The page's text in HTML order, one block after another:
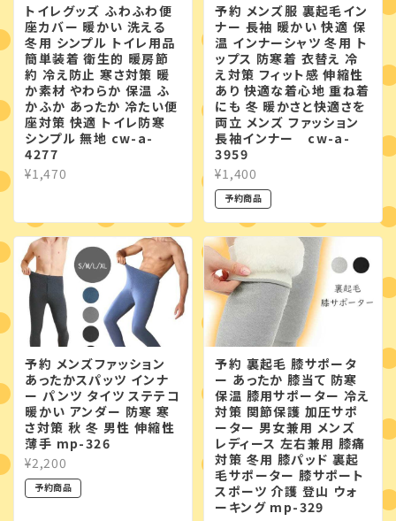
トイレグッズ ふわふわ便
座カバー 暖かい 洗える
冬用 シンプル トイレ用品
簡単装着 衛生的 暖房節
約 冷え防止 寒さ対策 暖
か素材 やわらか 保温 ふ
かふか あったか 冷たい便
座対策 快適 トイレ防寒
シンプル 無地 cw-a-
4277
¥1,470
予約 メンズ服 裏起毛イン
ナー 長袖 暖かい 快適 保
温 インナーシャツ 冬用 ト
ップス 防寒着 衣替え 冷
え対策 フィット感 伸縮性
あり 快適な着心地 重ね着
にも 冬 暖かさと快適さを
両立 メンズ ファッション
長袖インナー cw-a-
3959
¥1,400
予約商品
予約 メンズファッション
あったかスパッツ インナ
ー パンツ タイツ ステテコ
暖かい アンダー 防寒 寒
さ対策 秋 冬 男性 伸縮性
薄手 mp-326
¥2,200
予約商品
予約 裏起毛 膝サポータ
ー あったか 膝当て 防寒
保温 膝用サポーター 冷え
対策 関節保護 加圧サポ
ーター 男女兼用 メンズ
レディース 左右兼用 膝痛
対策 冬用 膝パッド 裏起
毛サポーター 膝サポート
スポーツ 介護 登山 ウォ
ーキング mp-329